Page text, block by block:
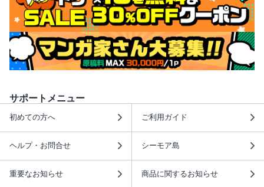
サポートメニュー
初めての方へ ご利用ガイド
ヘルプ・お問合せ シーモア島
重要なお知らせ 商品に関するお知らせ